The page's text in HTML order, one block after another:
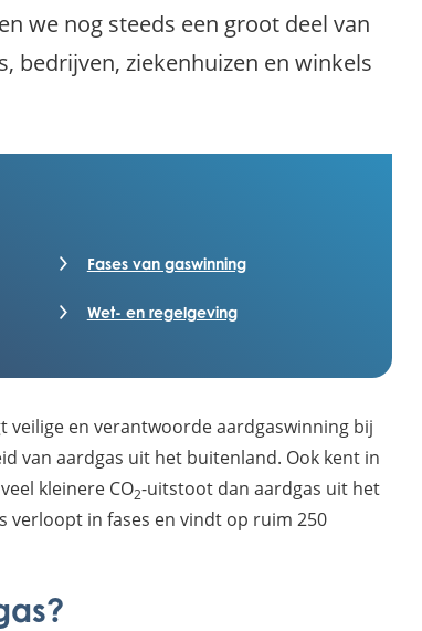
we nog steeds een groot deel van
bedrijven, ziekenhuizen en winkels
Fases van gaswinning
Wet- en regelgeving
veilige en verantwoorde aardgaswinning bij
van aardgas uit het buitenland. Ook kent in
kleinere CO2-uitstoot dan aardgas uit het
verloopt in fases en vindt op ruim 250